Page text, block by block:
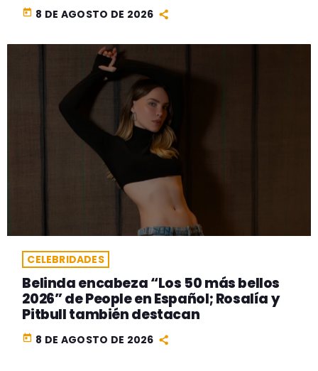
today 8 DE AGOSTO DE 2026
CELEBRIDADES
Belinda encabeza “Los 50 más bellos
2026” de People en Español; Rosalía y
Pitbull también destacan
today 8 DE AGOSTO DE 2026